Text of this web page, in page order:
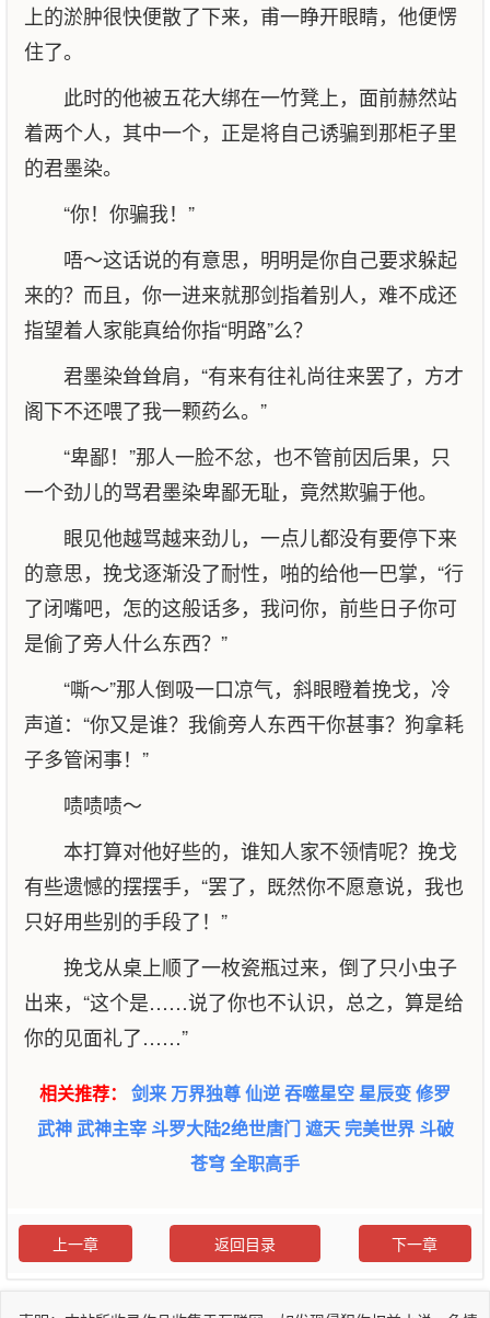
上的淤肿很快便散了下来，甫一睁开眼睛，他便愣
住了。
此时的他被五花大绑在一竹凳上，面前赫然站
着两个人，其中一个，正是将自己诱骗到那柜子里
的君墨染。
“你！你骗我！”
唔～这话说的有意思，明明是你自己要求躲起
来的？而且，你一进来就那剑指着别人，难不成还
指望着人家能真给你指“明路”么？
君墨染耸耸肩，“有来有往礼尚往来罢了，方才
阁下不还喂了我一颗药么。”
“卑鄙！”那人一脸不忿，也不管前因后果，只
一个劲儿的骂君墨染卑鄙无耻，竟然欺骗于他。
眼见他越骂越来劲儿，一点儿都没有要停下来
的意思，挽戈逐渐没了耐性，啪的给他一巴掌，“行
了闭嘴吧，怎的这般话多，我问你，前些日子你可
是偷了旁人什么东西？”
“嘶～”那人倒吸一口凉气，斜眼瞪着挽戈，冷
声道：“你又是谁？我偷旁人东西干你甚事？狗拿耗
子多管闲事！”
啧啧啧～
本打算对他好些的，谁知人家不领情呢？挽戈
有些遗憾的摆摆手，“罢了，既然你不愿意说，我也
只好用些别的手段了！”
挽戈从桌上顺了一枚瓷瓶过来，倒了只小虫子
出来，“这个是……说了你也不认识，总之，算是给
你的见面礼了……”
相关推荐： 剑来 万界独尊仙逆吞噬星空星辰变修罗
武神武神主宰 斗罗大陆2绝世唐门遮天 完美世界 斗破
苍穹全职高手
上一章 返回目录 下一章